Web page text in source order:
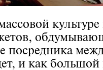
посредника
и как